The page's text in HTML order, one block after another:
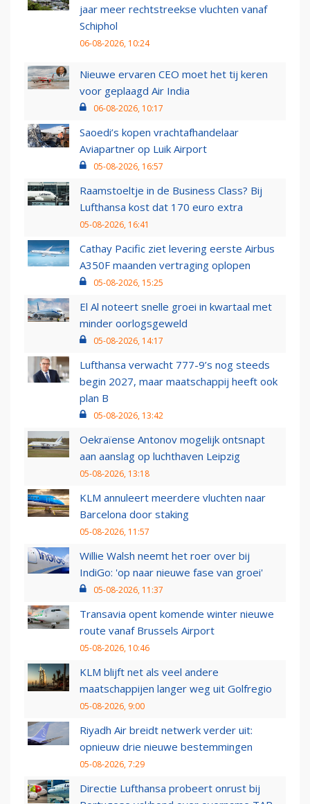
jaar meer rechtstreekse vluchten vanaf
Schiphol
06-08-2026, 10:24
Nieuwe ervaren CEO moet het tij keren
voor geplaagd Air India
06-08-2026, 10:17
Saoedi’s kopen vrachtafhandelaar
Aviapartner op Luik Airport
05-08-2026, 16:57
Raamstoeltje in de Business Class? Bij
Lufthansa kost dat 170 euro extra
05-08-2026, 16:41
Cathay Pacific ziet levering eerste Airbus
A350F maanden vertraging oplopen
05-08-2026, 15:25
El Al noteert snelle groei in kwartaal met
minder oorlogsgeweld
05-08-2026, 14:17
Lufthansa verwacht 777-9’s nog steeds
begin 2027, maar maatschappij heeft ook
plan B
05-08-2026, 13:42
Oekraïense Antonov mogelijk ontsnapt
aan aanslag op luchthaven Leipzig
05-08-2026, 13:18
KLM annuleert meerdere vluchten naar
Barcelona door staking
05-08-2026, 11:57
Willie Walsh neemt het roer over bij
IndiGo: 'op naar nieuwe fase van groei'
05-08-2026, 11:37
Transavia opent komende winter nieuwe
route vanaf Brussels Airport
05-08-2026, 10:46
KLM blijft net als veel andere
maatschappijen langer weg uit Golfregio
05-08-2026, 9:00
Riyadh Air breidt netwerk verder uit:
opnieuw drie nieuwe bestemmingen
05-08-2026, 7:29
Directie Lufthansa probeert onrust bij